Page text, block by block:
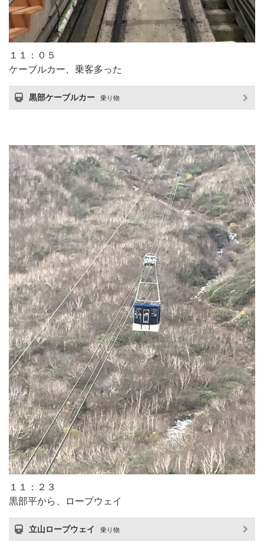
１１：０５
ケーブルカー、乗客多った
黒部ケーブルカー 乗り物
１１：２３
黒部平から、ロープウェイ
立山ロープウェイ 乗り物